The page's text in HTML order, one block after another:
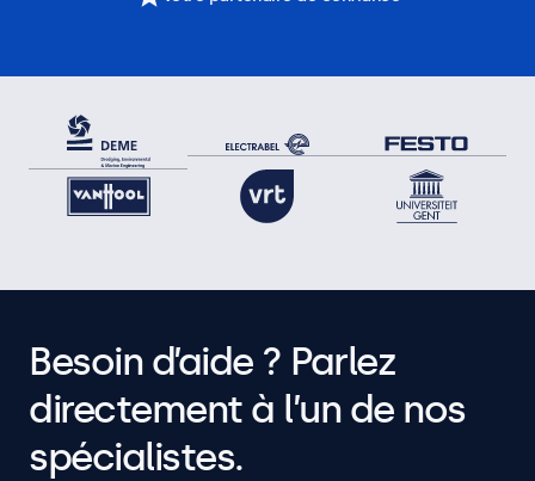
Besoin d’aide ? Parlez
directement à l’un de nos
spécialistes.